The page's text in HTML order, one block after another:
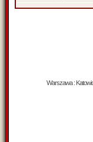
Warszawa :